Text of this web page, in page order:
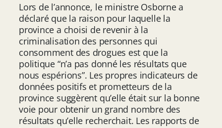
Lors de l’annonce, le ministre Osborne a
déclaré que la raison pour laquelle la
province a choisi de revenir à la
criminalisation des personnes qui
consomment des drogues est que la
politique “n’a pas donné les résultats que
nous espérions”. Les propres indicateurs de
données positifs et prometteurs de la
province suggèrent qu’elle était sur la bonne
voie pour obtenir un grand nombre des
résultats qu’elle recherchait. Les rapports de